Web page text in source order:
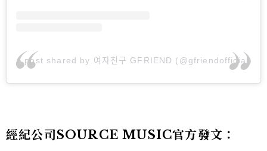
A post shared by 여자친구 GFRIEND (@gfriendofficial)
經紀公司SOURCE MUSIC官方發文：